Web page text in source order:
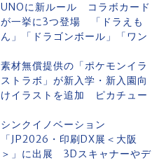
UNOに新ルール コラボカード
が一挙に3つ登場 「ドラえも
ん」「ドラゴンボール」「ワン
素材無償提供の「ポケモンイラ
ストラボ」が新入学・新入園向
けイラストを追加 ピカチュー
シンクイノベーション
「JP2026・印刷DX展＜大阪
＞」に出展 3Dスキャナーやデ